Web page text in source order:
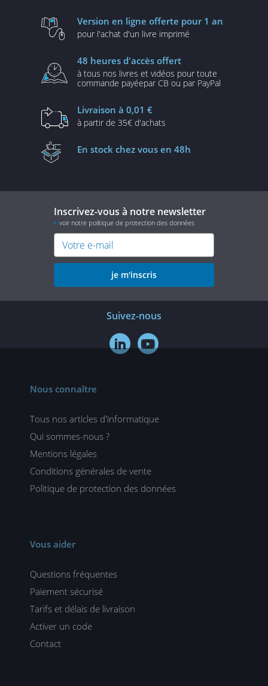
Version en ligne offerte pour 1 an
pour l'achat d'un livre imprimé
48 heures d'accès offert
à tous nos livres et vidéos pour toute
commande payéepar CB ou par PayPal
Livraison à 0,01 €
à partir de 35€ d'achats
En stock chez vous en 48h
Inscrivez-vous à notre newsletter
voir notre politique de protection des données
je m'inscris
Suivez-nous
 
Nous connaître
Tous nos articles d'informatique
Qui sommes-nous ?
Mentions légales
Conditions générales de vente
Politique de protection des données
Vous aider
Questions fréquentes
Paiement sécurisé
Tarifs et délais de livraison
Activer un code
Contact